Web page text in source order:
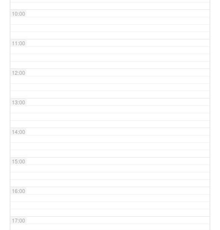
10:00
11:00
12:00
13:00
14:00
15:00
16:00
17:00